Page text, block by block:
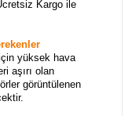
Kargo ile
yüksek hava
aşırı olan
görüntülenen